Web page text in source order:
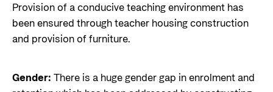
Provision of a conducive teaching environment has
been ensured through teacher housing construction
and provision of furniture.
Gender: There is a huge gender gap in enrolment and